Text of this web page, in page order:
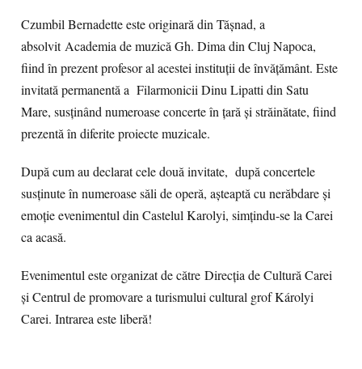
Czumbil Bernadette este originară din Tășnad, a
absolvit Academia de muzică Gh. Dima din Cluj Napoca,
fiind în prezent profesor al acestei instituții de învățământ. Este
invitată permanentă a Filarmonicii Dinu Lipatti din Satu
Mare, susținând numeroase concerte în țară și străinătate, fiind
prezentă în diferite proiecte muzicale.
După cum au declarat cele două invitate, după concertele
susținute în numeroase săli de operă, așteaptă cu nerăbdare și
emoție evenimentul din Castelul Karolyi, simțindu-se la Carei
ca acasă.
Evenimentul este organizat de către Direcția de Cultură Carei
și Centrul de promovare a turismului cultural grof Károlyi
Carei. Intrarea este liberă!